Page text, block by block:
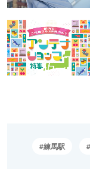
練馬駅